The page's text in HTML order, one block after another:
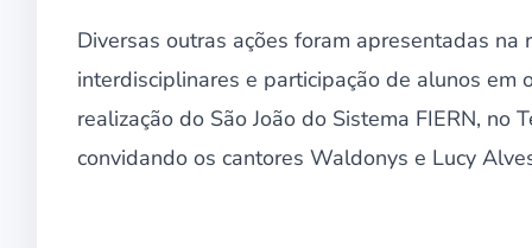
Diversas outras ações foram apresentadas
interdisciplinares e participação de alunos em
realização do São João do Sistema FIERN, no
convidando os cantores Waldonys e Lucy